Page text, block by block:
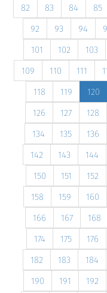
82
83 84 85
92
93 94
101
102 103
109
110 111
118
119 120
126
127 128
134
135 136
142
143 144
150
151 152
158
159 160
166
167 168
174
175 176
182
183 184
190
191 192